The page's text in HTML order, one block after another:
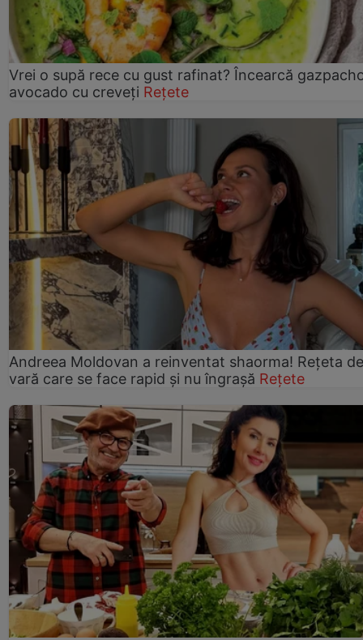
Vrei o supă rece cu gust rafinat? Încearcă
avocado cu creveți Rețete
Andreea Moldovan a reinventat shaorma! Rețeta de
vară care se face rapid și nu îngrașă Rețete